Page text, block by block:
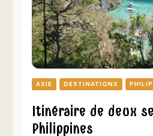
ASIE DESTINATIONS
Itinéraire de deux
Philippines